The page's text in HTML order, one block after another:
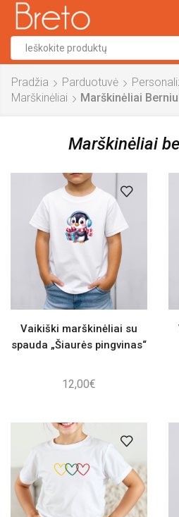
Pradžia Parduotuvė
Marškinėliai
Marškinėliai
Marškinėliai
Vaikiški marškinėliai su
spauda „Šiaurės pingvinas“
12,00€